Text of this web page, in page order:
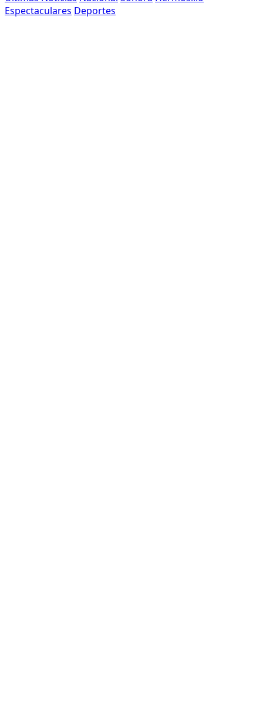
Espectaculares Deportes